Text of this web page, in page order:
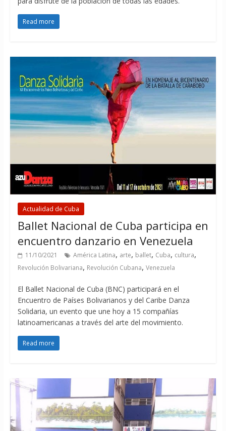
Read more
Actualidad de Cuba
Ballet Nacional de Cuba participa en
encuentro danzario en Venezuela
11/10/2021 América Latina, arte, ballet, Cuba, cultura,
Revolución Bolivariana, Revolución Cubana, Venezuela
El Ballet Nacional de Cuba (BNC) participará en el
Encuentro de Países Bolivarianos y del Caribe Danza
Solidaria, un evento que une hoy a 15 compañías
latinoamericanas a través del arte del movimiento.
Read more